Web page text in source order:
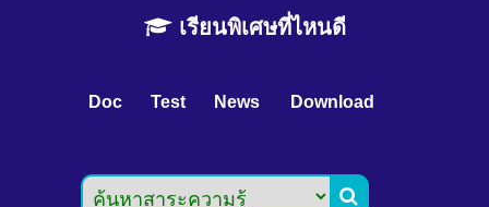
เรียนพิเศษที่ไหนดี
Doc Test News Download
